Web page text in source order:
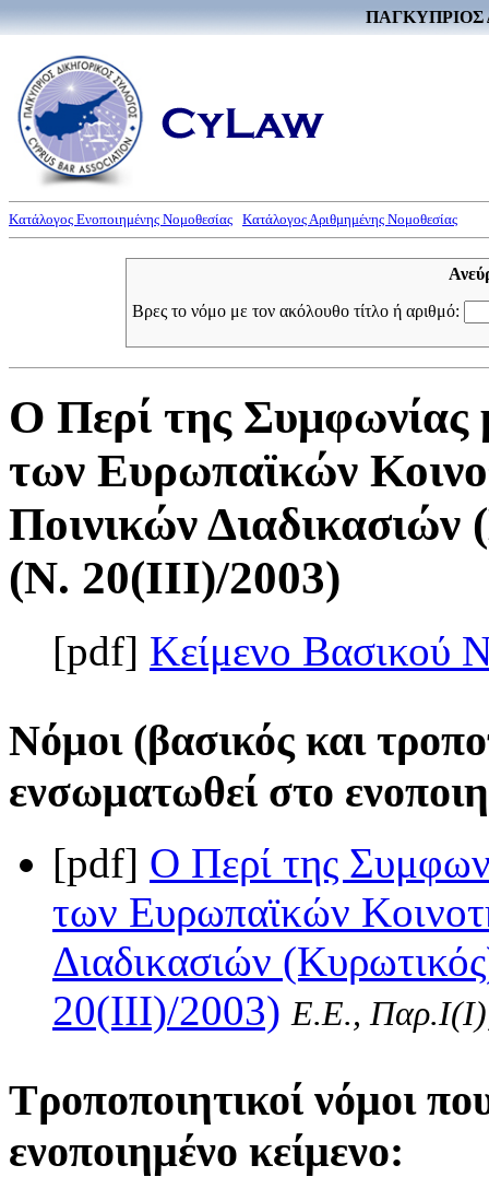
ΠΑΓΚΥΠΡΙΟΣ
Κατάλογος Ενοποιημένης Νομοθεσίας Κατάλογος Αριθμημένης Νομοθεσίας
Βρες το νόμο με τον ακόλουθο τίτλο ή αριθμό:
Ο Περί της
των Ευρωπαϊκών
Ποινικών
(Ν. 20(III)/2003)
[pdf] Κείμενο Βασικού
Νόμοι (βασικός και
ενσωματωθεί στο
[pdf] Ο Περί της
των Ευρωπαϊκών
Διαδικασιών
20(III)/2003) Ε.Ε.,
Τροποποιητικοί νόμοι
ενοποιημένο κείμενο: